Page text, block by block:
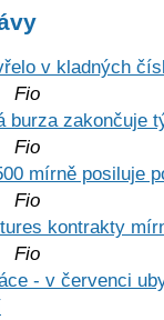
v kladných
Fio
burza zakončuje
Fio
mírně posiluje
Fio
kontrakty
Fio
- v červenci